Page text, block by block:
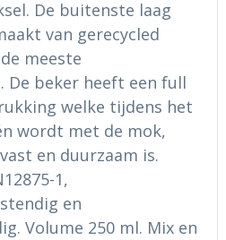
De buitenste laag
van gerecycled
meeste
De beker heeft een full
welke tijdens het
wordt met de mok,
en duurzaam is.
1,
en
Volume 250 ml. Mix en